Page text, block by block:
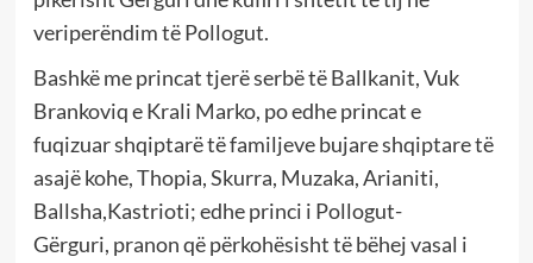
veriperëndim të Pollogut.
Bashkë me princat tjerëserbëtë Ballkanit,Vuk
Brankoviq e Krali Marko, po edhe princat e
fuqizuar shqiptarë të familjeve bujare shqiptare të
asajë kohe, Thopia, Skurra, Muzaka, Arianiti,
Ballsha,Kastrioti;edheprinci i Pollogut-
Gërguri, pranonqë përkohësishttë bëhejvasal i